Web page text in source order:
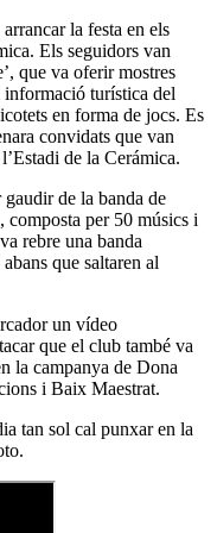
la festa en els
Els seguidors van
que va oferir mostres
informació turística del
en forma de jocs. Es
convidats que van
de la Cerámica.
de la banda de
per 50 músics i
rebre una banda
que saltaren al
un vídeo
que el club també va
la campanya de Dona
i Baix Maestrat.
tan sol cal punxar en la